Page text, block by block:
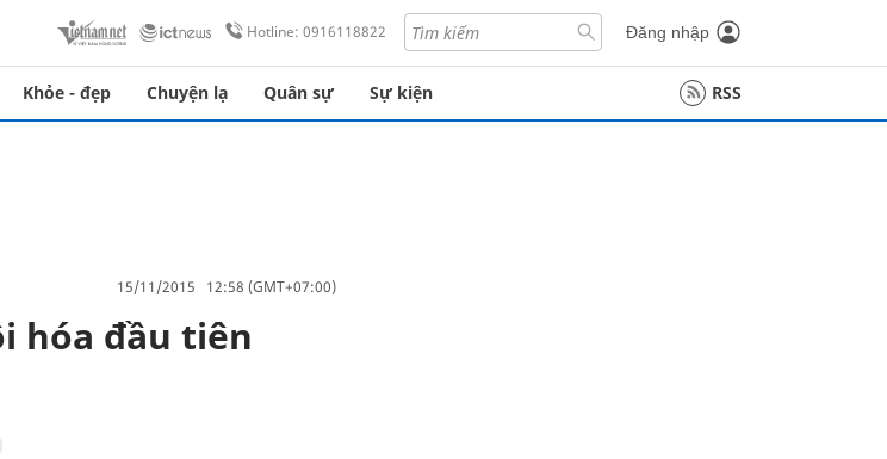
Hotline: 0916118822 Đăng nhập
Khỏe - đẹp Chuyện lạ Quân sự Sự kiện RSS
15/11/2015 12:58 (GMT+07:00)
hóa đầu tiên